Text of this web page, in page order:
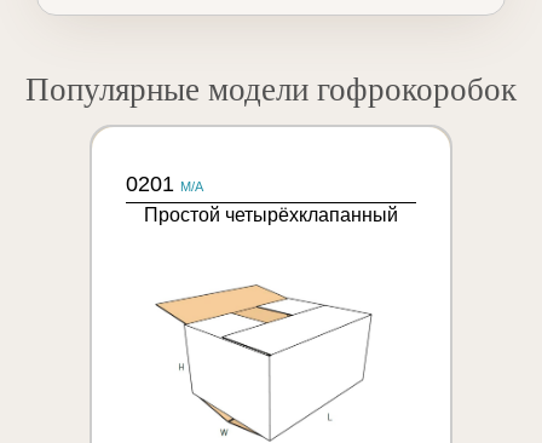
Популярные модели гофрокоробок
0201 M/A
Простой четырёхклапанный